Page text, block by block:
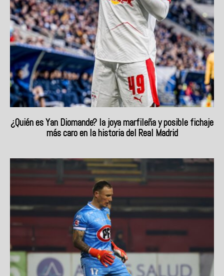
¿Quién es Yan Diomande? la joya marfileña y posible fichaje
más caro en la historia del Real Madrid